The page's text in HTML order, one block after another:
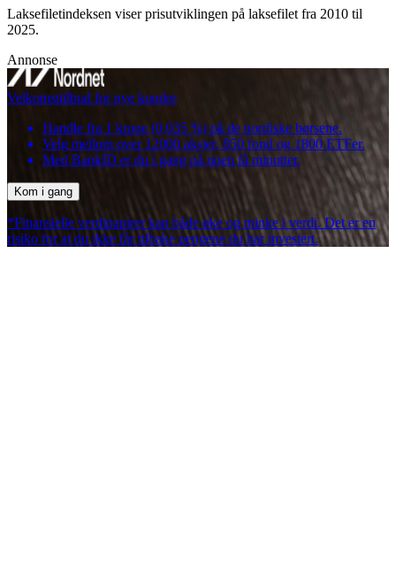
Laksefiletindeksen viser prisutviklingen på laksefilet fra 2010 til
2025.
Annonse
Velkomsttilbud for nye kunder
Handle fra 1 krone (0,035 %) på de nordiske børsene.
Velg mellom over 12000 aksjer, 850 fond og 1800 ETFer.
Med BankID er du i gang på noen få minutter.
Kom i gang
*Finansielle verdipapirer kan både øke og minke i verdi. Det er en
risiko for at du ikke får tilbake pengene du har investert.